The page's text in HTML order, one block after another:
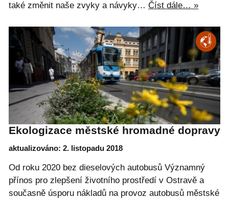
také změnit naše zvyky a návyky… Číst dále… »
Ekologizace městské hromadné dopravy
aktualizováno: 2. listopadu 2018
Od roku 2020 bez dieselových autobusů Významný
přínos pro zlepšení životního prostředí v Ostravě a
současně úsporu nákladů na provoz autobusů městské